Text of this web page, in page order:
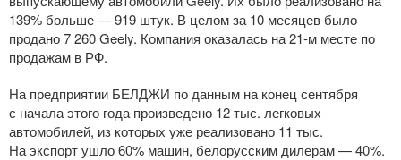
139% больше — 919 штук. В целом за 10 месяцев было
продано 7 260 Geely. Компания оказалась на21-м месте по
продажам в РФ.
На предприятии БЕЛДЖИ по данным на конец сентября
с начала этого года произведено 12 тыс. легковых
автомобилей, из которых уже реализовано 11 тыс.
На экспорт ушло 60% машин, белорусским дилерам — 40%.